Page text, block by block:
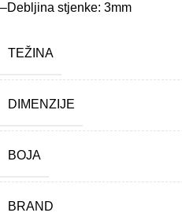
–Debljina stjenke: 3mm
TEŽINA
DIMENZIJE
BOJA
BRAND